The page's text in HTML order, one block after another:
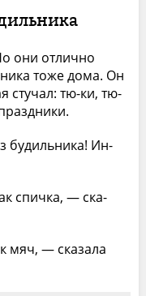
они отлично
тоже дома. Он
стучал: тю-ки, тю­
будильника! Ин­
спичка, — ска­
мяч, — сказала